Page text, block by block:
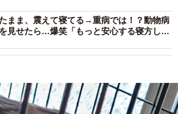
まま、震えて寝てる→重病では！？動物病
見せたら…爆笑「もっと安心する寝方し